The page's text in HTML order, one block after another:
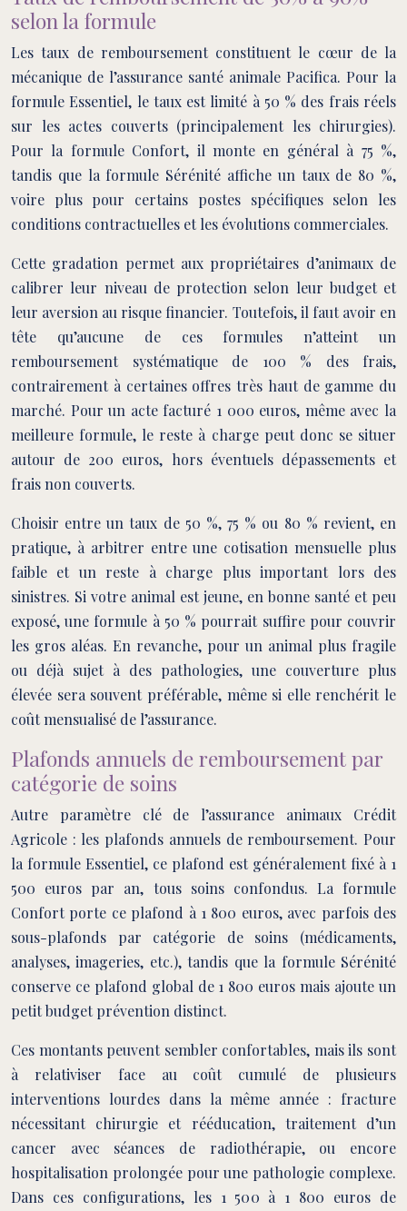
selon la formule
Les taux de remboursement constituent le cœur de la
mécanique de l’assurance santé animale Pacifica. Pour la
formule Essentiel, le taux est limité à 50 % des frais réels
sur les actes couverts (principalement les chirurgies).
Pour la formule Confort, il monte en général à 75 %,
tandis que la formule Sérénité affiche un taux de 80 %,
voire plus pour certains postes spécifiques selon les
conditions contractuelles et les évolutions commerciales.
Cette gradation permet aux propriétaires d’animaux de
calibrer leur niveau de protection selon leur budget et
leur aversion au risque financier. Toutefois, il faut avoir en
tête qu’aucune de ces formules n’atteint un
remboursement systématique de 100 % des frais,
contrairement à certaines offres très haut de gamme du
marché. Pour un acte facturé 1 000 euros, même avec la
meilleure formule, le reste à charge peut donc se situer
autour de 200 euros, hors éventuels dépassements et
frais non couverts.
Choisir entre un taux de 50 %, 75 % ou 80 % revient, en
pratique, à arbitrer entre une cotisation mensuelle plus
faible et un reste à charge plus important lors des
sinistres. Si votre animal est jeune, en bonne santé et peu
exposé, une formule à 50 % pourrait suffire pour couvrir
les gros aléas. En revanche, pour un animal plus fragile
ou déjà sujet à des pathologies, une couverture plus
élevée sera souvent préférable, même si elle renchérit le
coût mensualisé de l’assurance.
Plafonds annuels de remboursement par
catégorie de soins
Autre paramètre clé de l’assurance animaux Crédit
Agricole : les plafonds annuels de remboursement. Pour
la formule Essentiel, ce plafond est généralement fixé à 1
500 euros par an, tous soins confondus. La formule
Confort porte ce plafond à 1 800 euros, avec parfois des
sous-plafonds par catégorie de soins (médicaments,
analyses, imageries, etc.), tandis que la formule Sérénité
conserve ce plafond global de 1 800 euros mais ajoute un
petit budget prévention distinct.
Ces montants peuvent sembler confortables, mais ils sont
à relativiser face au coût cumulé de plusieurs
interventions lourdes dans la même année : fracture
nécessitant chirurgie et rééducation, traitement d’un
cancer avec séances de radiothérapie, ou encore
hospitalisation prolongée pour une pathologie complexe.
Dans ces configurations, les 1 500 à 1 800 euros de